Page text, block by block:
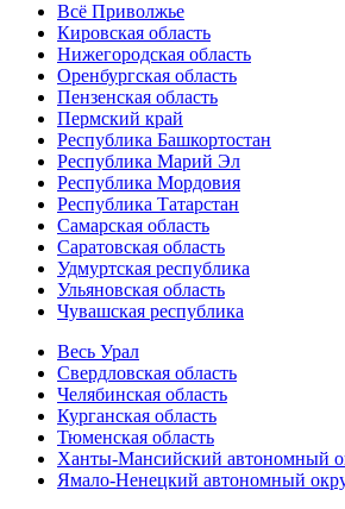
Всё Приволжье
Кировская область
Нижегородская область
Оренбургская область
Пензенская область
Пермский край
Республика Башкортостан
Республика Марий Эл
Республика Мордовия
Республика Татарстан
Самарская область
Саратовская область
Удмуртская республика
Ульяновская область
Чувашская республика
Весь Урал
Свердловская область
Челябинская область
Курганская область
Тюменская область
Ханты-Мансийский автономный
Ямало-Ненецкий автономный